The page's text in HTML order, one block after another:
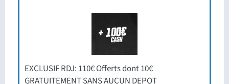
EXCLUSIF RDJ: 110€ Offerts dont 10€
GRATUITEMENT SANS AUCUN DEPOT